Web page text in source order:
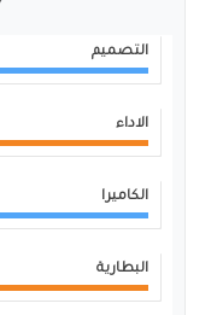
التصميم
الاداء
الكاميرا
البطارية